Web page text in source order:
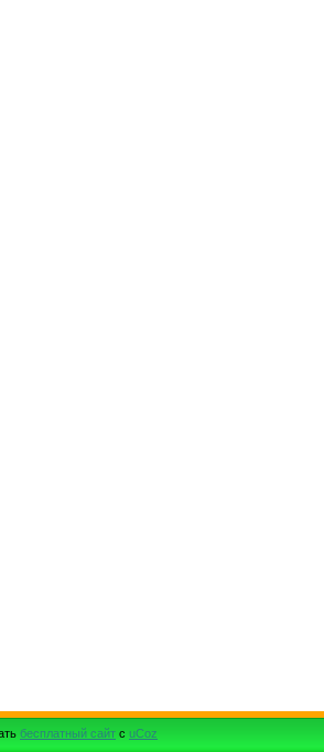
бесплатный сайт с uCoz